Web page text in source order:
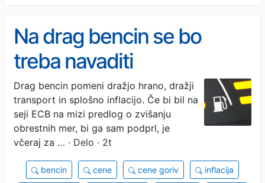
Na drag bencin se bo
treba navaditi
Drag bencin pomeni dražjo hrano, dražji
transport in splošno inflacijo. Če bi bil na
seji ECB na mizi predlog o zvišanju
obrestnih mer, bi ga sam podprl, je
včeraj za … · Delo · 2t
bencin cene cene goriv inflacija